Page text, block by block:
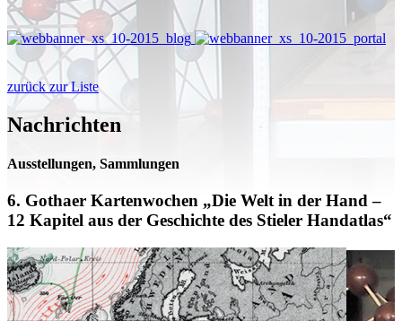
zurück zur Liste
Nachrichten
Ausstellungen, Sammlungen
6. Gothaer Kartenwochen „Die Welt in der Hand –
12 Kapitel aus der Geschichte des Stieler Handatlas“